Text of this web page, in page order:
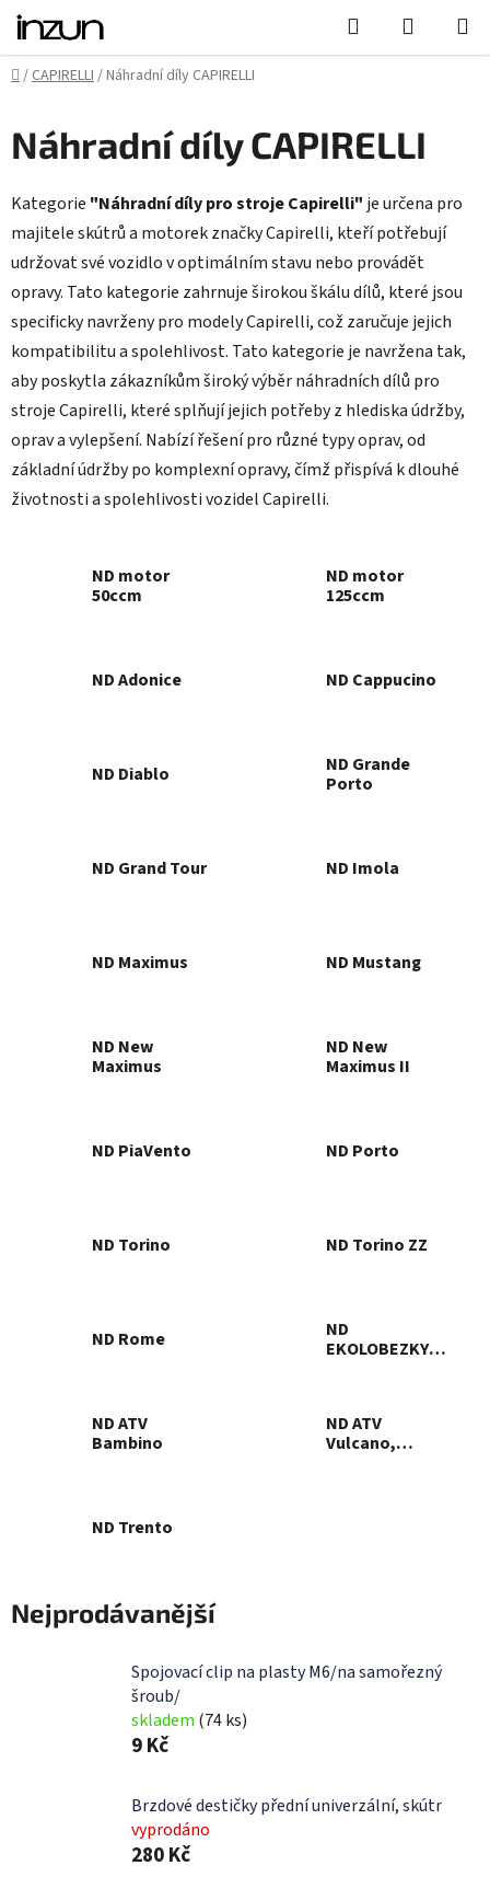
Přejít
obsah
Hledat
KOŠÍK
Domů
/CAPIRELLI/Náhradní díly CAPIRELLI
Náhradní díly CAPIRELLI
Kategorie "Náhradní díly pro stroje Capirelli" je určena pro
majitele skútrů a motorek značky Capirelli, kteří potřebují
udržovat své vozidlo v optimálním stavu nebo provádět
opravy. Tato kategorie zahrnuje širokou škálu dílů, které jsou
specificky navrženy pro modely Capirelli, což zaručuje jejich
kompatibilitu a spolehlivost. Tato kategorie je navržena tak,
aby poskytla zákazníkům široký výběr náhradních dílů pro
stroje Capirelli, které splňují jejich potřeby z hlediska údržby,
oprav a vylepšení. Nabízí řešení pro různé typy oprav, od
základní údržby po komplexní opravy, čímž přispívá k dlouhé
životnosti a spolehlivosti vozidel Capirelli.
ND motor
50ccm
ND motor
125ccm
ND Adonice ND Cappucino
ND Diablo
ND Grande
Porto
ND Grand Tour ND Imola
ND Maximus ND Mustang
ND New
Maximus
ND New
Maximus II
ND PiaVento ND Porto
ND Torino ND Torino ZZ
ND Rome
ND
EKOLOBEZKY
ND ATV
Bambino
ND ATV
Vulcano,
ND Trento
Nejprodávanější
Spojovací clip na plasty M6/na samořezný
šroub/
skladem (74 ks)
9 Kč
Brzdové destičky přední univerzální, skútr
vyprodáno
280 Kč